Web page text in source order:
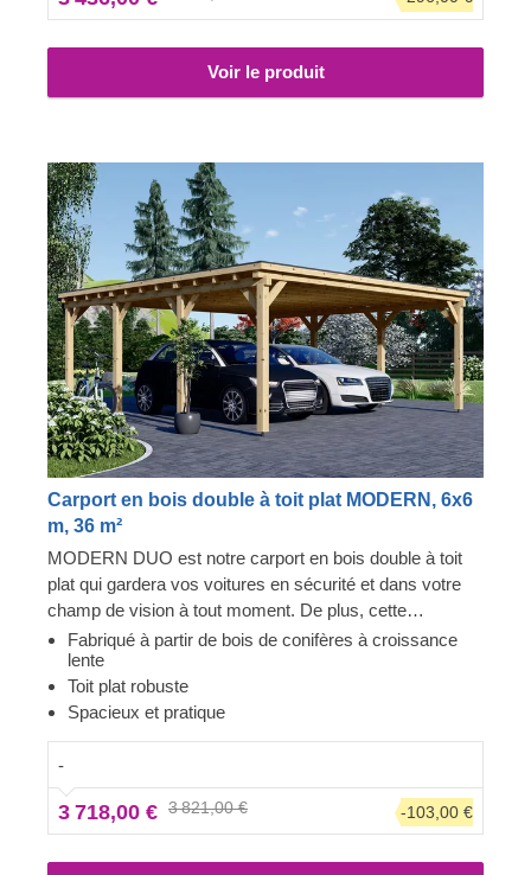
côtés du stationnement, pour une protection renforcée
face aux intempéries. On ne sait jamais !
Voir le produit
Carport en bois double à toit plat MODERN, 6x6
m, 36 m²
MODERN DUO est notre carport en bois double à toit
plat qui gardera vos voitures en sécurité et dans votre
champ de vision à tout moment. De plus, cette
construction robuste et spacieuse prodiguera à vos
voitures la protection solide dont elles ont besoin. Que
vous souhaitiez disposer d'une place de stationnement
dédiée ou d'un ajout élégant à votre jardin, un carport
comme MODERN DUO est une toujours bonne idée : il
trouvera sa place chez vous en un rien de temps.
Maintenant, garer vos voitures sera rapide et pratique, et
vous préparer à aller faire un tour vous demandera
Fabriqué à partir de bois de conifères à croissance
lente
Toit plat robuste
Spacieux et pratique
-
3 718,00 € 3 821,00 € -103,00 €